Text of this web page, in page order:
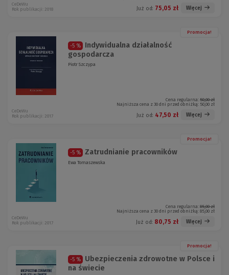
Już od: 75,05 zł Więcej
CeDeWu
Rok publikacji: 2018
Promocja!
-5 %
Indywidualna działalność
gospodarcza
Piotr Szczypa
Cena regularna: 50,00 zł
Najniższa cena z 30 dni przed obniżką: 50,00 zł
Już od: 47,50 zł Więcej
CeDeWu
Rok publikacji: 2017
Promocja!
-5 % Zatrudnianie pracowników
Ewa Tomaszewska
Cena regularna: 85,00 zł
Najniższa cena z 30 dni przed obniżką: 85,00 zł
Już od: 80,75 zł Więcej
CeDeWu
Rok publikacji: 2017
Promocja!
-5 %
Ubezpieczenia zdrowotne w Polsce i
na świecie